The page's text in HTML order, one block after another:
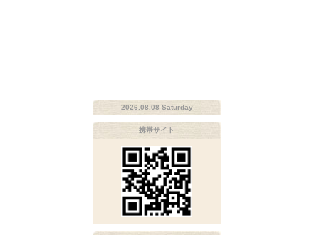
2026.08.08 Saturday
携帯サイト